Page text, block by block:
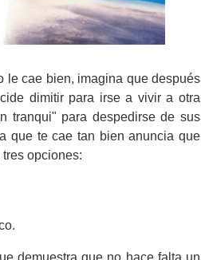
le cae bien, imagina que después
dimitir para irse a vivir a otra
tranqui" para despedirse de sus
que te cae tan bien anuncia que
opciones:
demuestra que no hace falta un